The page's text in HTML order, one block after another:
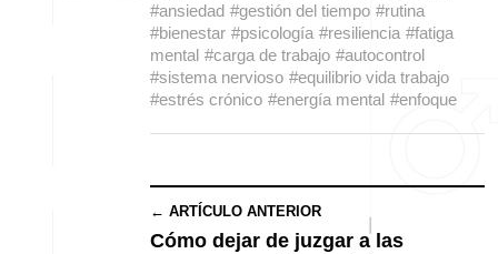
#ansiedad #gestión del tiempo #rutina
#bienestar #psicología #resiliencia #fatiga
mental #carga de trabajo #autocontrol
#sistema nervioso #equilibrio vida trabajo
#estrés crónico #energía mental #enfoque
← ARTÍCULO ANTERIOR
Cómo dejar de juzgar a las